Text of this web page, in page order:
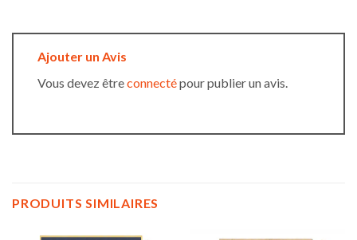
Ajouter un Avis
Vous devez êtreconnectépour publier un avis.
PRODUITS SIMILAIRES